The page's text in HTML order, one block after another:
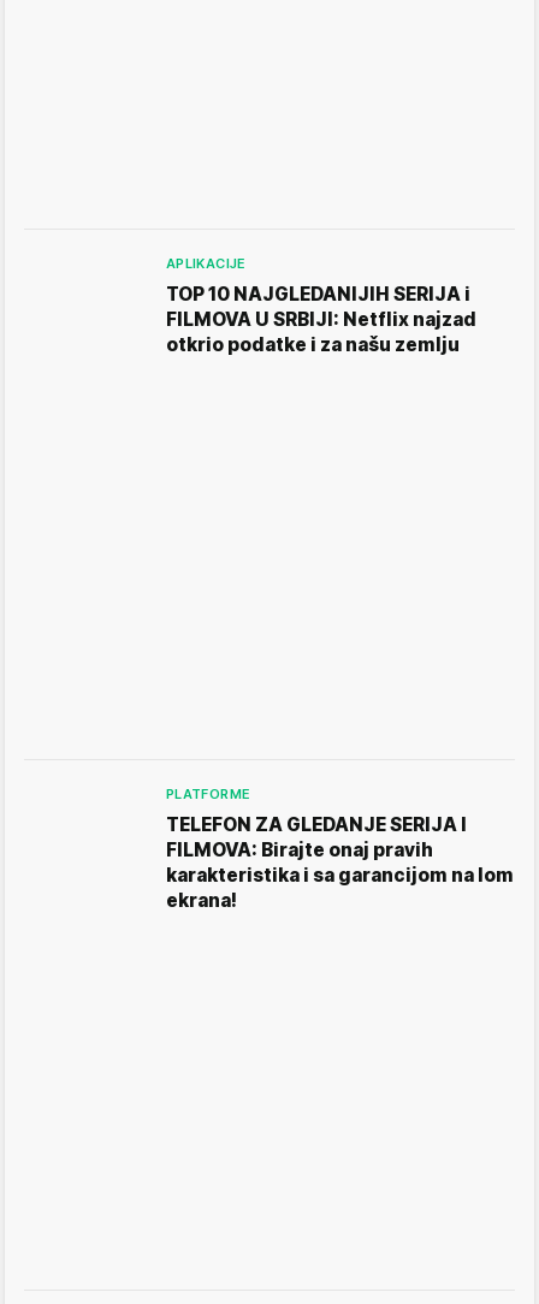
APLIKACIJE
TOP 10 NAJGLEDANIJIH SERIJA i
FILMOVA U SRBIJI: Netflix najzad
otkrio podatke i za našu zemlju
PLATFORME
TELEFON ZA GLEDANJE SERIJA I
FILMOVA: Birajte onaj pravih
karakteristika i sa garancijom na lom
ekrana!